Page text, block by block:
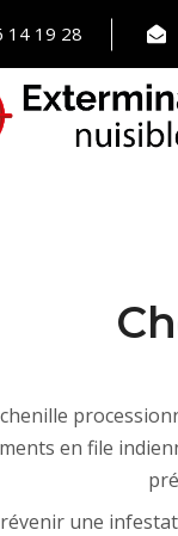
14 19 28
en file
une